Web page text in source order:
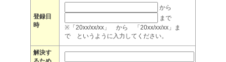
登録日
時
から
まで
※「20xx/xx/xx」 から 「20xx/xx/xx」ま
で というように入力してください。
解決す